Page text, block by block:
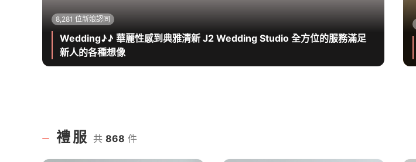
8,281 位新娘認同
Wedding♪♪ 華麗性感到典雅清新 J2 Wedding Studio 全方位的服務滿足
新人的各種想像
禮服 共 868 件